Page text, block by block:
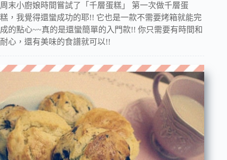
周末小廚娘時間嘗試了「千層蛋糕」 第一次做千層蛋
糕，我覺得還蠻成功的耶!! 它也是一款不需要烤箱就能完
成的點心~~真的是還蠻簡單的入門款!! 你只需要有時間和
耐心，還有美味的食譜就可以!!